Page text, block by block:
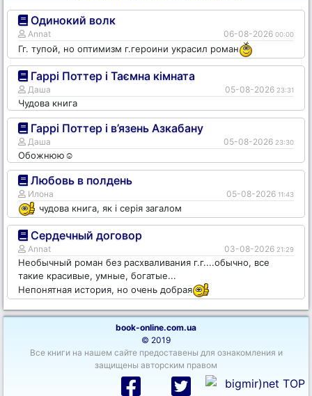
Одинокий волк
Annat 06-08-2026 00:00
Гг. тупой, но оптимизм г.героини украсил роман
Гаррі Поттер і Таємна кімната
Даша 05-08-2026 23:31
Чудова книга
Гаррі Поттер і в’язень Азкабану
Даша 05-08-2026 23:30
Обожнюю☺️
Любовь в полдень
Илона 05-08-2026 11:43
чудова книга, як і серія загалом
Сердечный договор
Annat 03-08-2026 21:29
Необычный роман без расхваливания г.г....обычно, все
такие красивые, умные, богатые...
Непонятная история, но очень добрая
book-online.com.ua
© 2019
Все книги на нашем сайте предоставены для ознакомления и
защищены авторским правом